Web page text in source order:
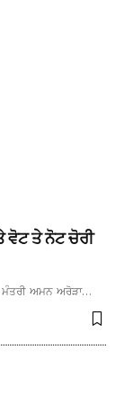
ਵੋਟ ਤੇ ਨੋਟ ਚੋਰੀ
ਅਮਨ ਅਰੋੜਾ…